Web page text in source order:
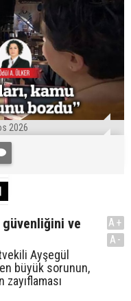
2026
ve
Ayşegül
büyük sorunun,
A+
A-